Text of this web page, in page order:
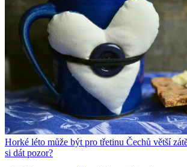
Horké léto může být pro třetinu Čechů větší
si dát pozor?